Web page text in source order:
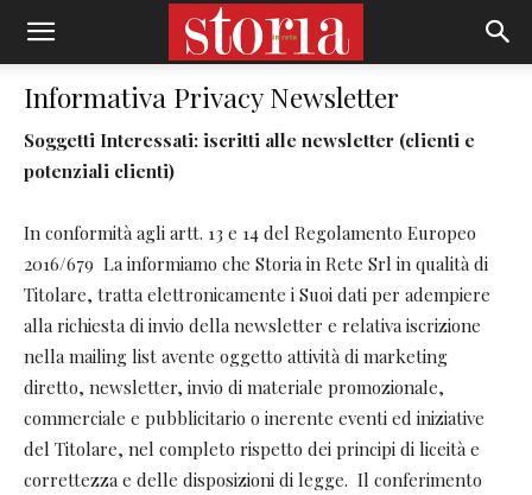
Informativa Privacy Newsletter
Soggetti Interessati: iscritti alle newsletter (clienti e
potenziali clienti)
In conformità agli artt. 13 e 14 del Regolamento Europeo
2016/679 La informiamo che Storia in Rete Srl in qualità di
Titolare, tratta elettronicamente i Suoi dati per adempiere
alla richiesta di invio della newsletter e relativa iscrizione
nella mailing list avente oggetto attività di marketing
diretto, newsletter, invio di materiale promozionale,
commerciale e pubblicitario o inerente eventi ed iniziative
del Titolare, nel completo rispetto dei principi di liceità e
correttezza e delle disposizioni di legge. Il conferimento